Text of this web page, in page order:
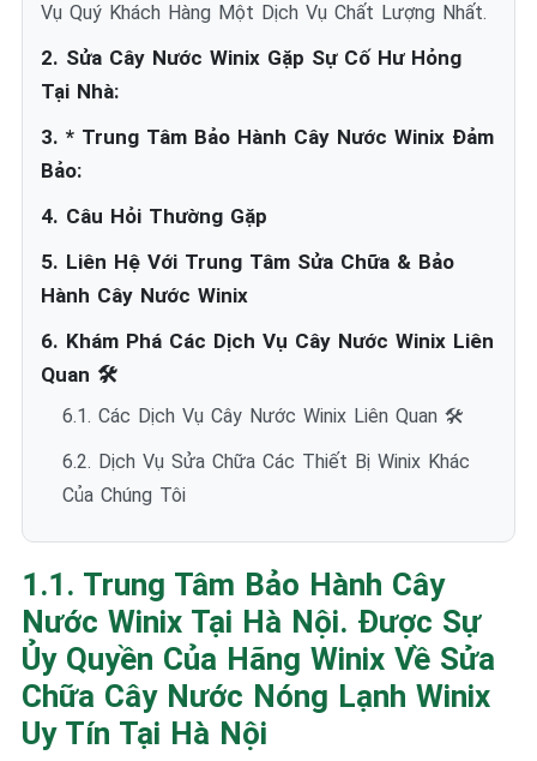
Vụ Quý Khách Hàng Một Dịch Vụ Chất Lượng Nhất.
2. Sửa Cây Nước Winix Gặp Sự Cố Hư Hỏng
Tại Nhà:
3. * Trung Tâm Bảo Hành Cây Nước Winix Đảm
Bảo:
4. Câu Hỏi Thường Gặp
5. Liên Hệ Với Trung Tâm Sửa Chữa & Bảo
Hành Cây Nước Winix
6. Khám Phá Các Dịch Vụ Cây Nước Winix Liên
Quan 🛠️
6.1. Các Dịch Vụ Cây Nước Winix Liên Quan 🛠️
6.2. Dịch Vụ Sửa Chữa Các Thiết Bị Winix Khác
Của Chúng Tôi
1.1. Trung Tâm Bảo Hành Cây
Nước Winix Tại Hà Nội. Được Sự
Ủy Quyền Của Hãng Winix Về Sửa
Chữa Cây Nước Nóng Lạnh Winix
Uy Tín Tại Hà Nội